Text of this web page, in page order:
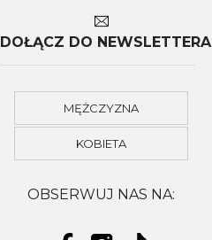
DOŁĄCZ DO NEWSLETTERA
MĘŻCZYZNA
KOBIETA
OBSERWUJ NAS NA: